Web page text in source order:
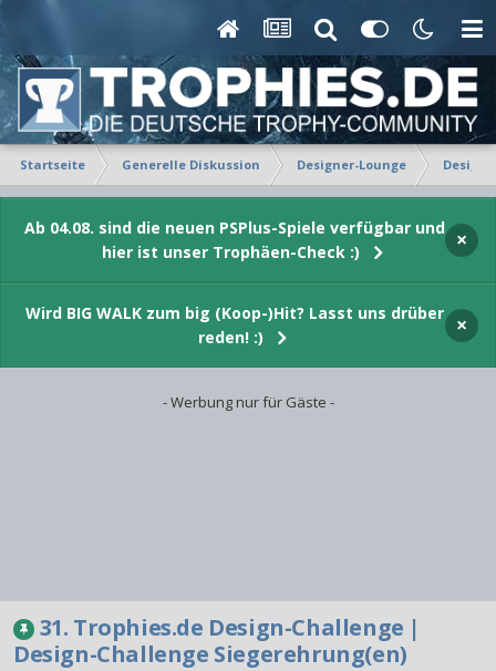
Startseite Generelle Diskussion Designer-Lounge
Ab 04.08. sind die neuen PSPlus-Spiele verfügbar und
hier ist unser Trophäen-Check :)
×
Wird BIG WALK zum big (Koop-)Hit? Lasst uns drüber
reden! :)
×
- Werbung nur für Gäste -
31. Trophies.de Design-Challenge |
Design-Challenge Siegerehrung(en)